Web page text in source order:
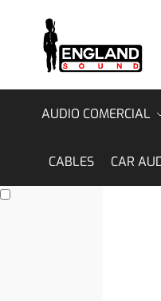
AUDIO COMERCIAL
CABLES CAR